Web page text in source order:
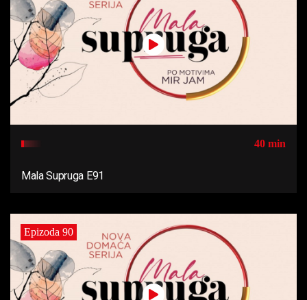
40 min
Mala Supruga E91
Epizoda 90